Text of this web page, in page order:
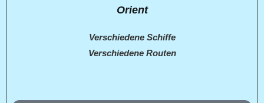
Orient
Verschiedene Schiffe
Verschiedene Routen